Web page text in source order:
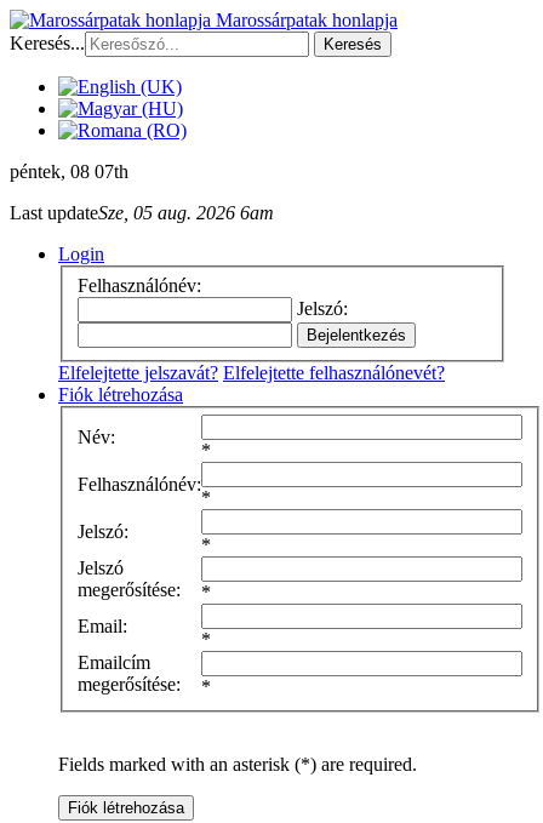
Marossárpatak honlapja
Keresés...
Keresés
péntek, 08 07th
Last updateSze, 05 aug. 2026 6am
Login
Felhasználónév:
Jelszó:
Elfelejtette jelszavát? Elfelejtette felhasználónevét?
Fiók létrehozása
Név:
*
Felhasználónév:
*
Jelszó:
*
Jelszó
megerősítése:
*
Email:
*
Emailcím
megerősítése:
*
Fields marked with an asterisk (*) are required.
Fiók létrehozása